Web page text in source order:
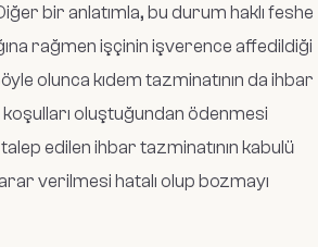
Diğer bir anlatımla, bu durum haklı feshe
rağmen işçinin işverence affedildiği
olunca kıdem tazminatının da ihbar
koşulları oluştuğundan ödenmesi
edilen ihbar tazminatının kabulü
verilmesi hatalı olup bozmayı